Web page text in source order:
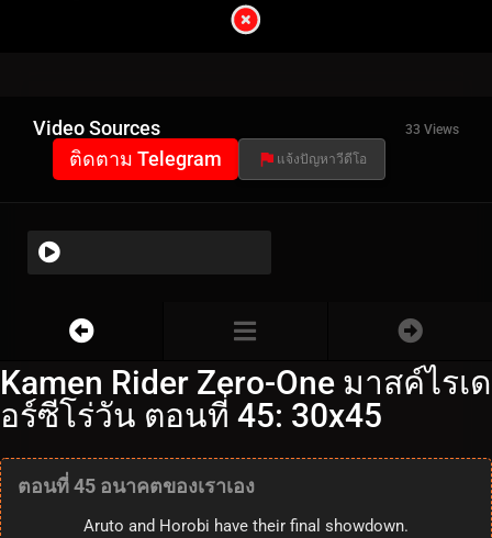
Video Sources 33 Views
ติดตาม Telegram แจ้งปัญหาวีดีโอ
Kamen Rider Zero-One มาสค์ไรเด
อร์ซีโร่วัน ตอนที่ 45: 30x45
ตอนที่ 45 อนาคตของเราเอง
Aruto and Horobi have their final showdown.